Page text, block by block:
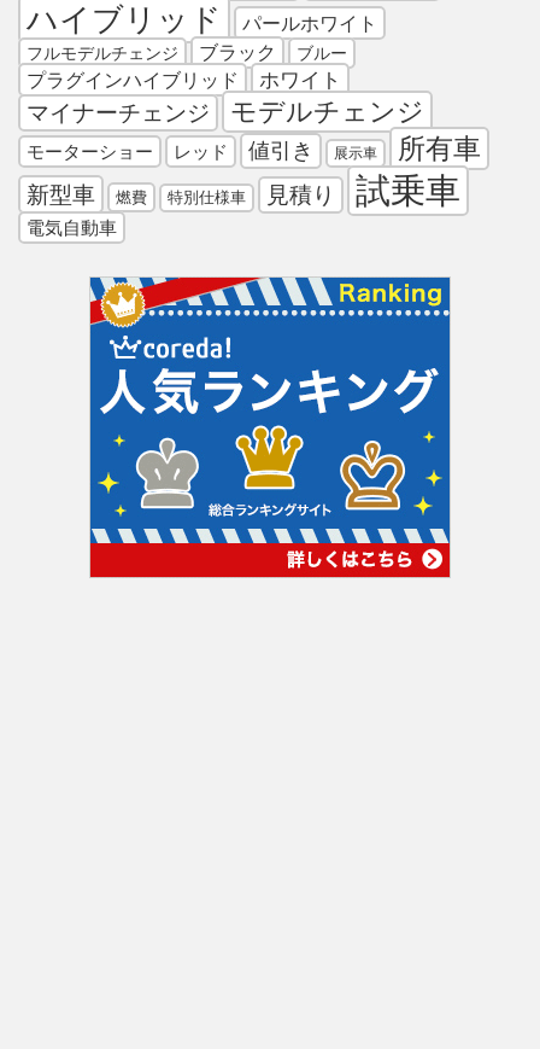
ハイブリッド パールホワイト
フルモデルチェンジ ブラック ブルー
プラグインハイブリッド ホワイト
マイナーチェンジ モデルチェンジ
モーターショー レッド 値引き 展示車 所有車
新型車 燃費 特別仕様車 見積り 試乗車
電気自動車